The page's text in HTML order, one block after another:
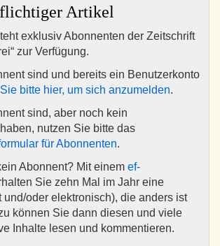
Artikel
exklusiv Abonnenten der Zeitschrift
zur Verfügung.
sind und bereits ein Benutzerkonto
bitte hier, um sich anzumelden.
sind, aber noch kein
nutzen Sie bitte das
für Abonnenten.
Abonnent? Mit einem ef-
Sie zehn Mal im Jahr eine
und/oder elektronisch), die anders ist
können Sie dann diesen und viele
Inhalte lesen und kommentieren.